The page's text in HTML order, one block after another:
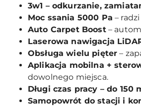
3w1 – odkurzanie,
Moc ssania 5000 Pa –
Auto Carpet Boost–
Laserowa nawigacja
Obsługa wielu pięter –
Aplikacja mobilna +
dowolnego miejsca.
Długi czas pracy – do 150
Samopowrót do stacji i